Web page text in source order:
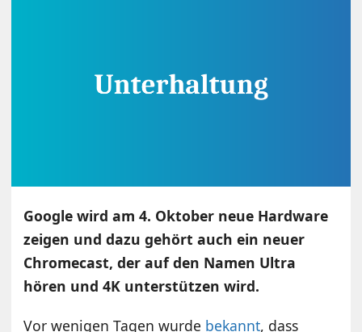
Google wird am 4. Oktober neue Hardware
zeigen und dazu gehört auch ein neuer
Chromecast, der auf den Namen Ultra
hören und 4K unterstützen wird.
Vor wenigen Tagen wurde bekannt, dass